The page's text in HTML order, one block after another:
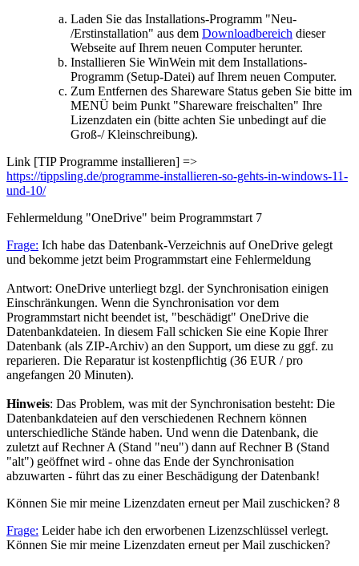
Laden Sie das Installations-Programm "Neu-
/Erstinstallation" aus dem Downloadbereich dieser
Webseite auf Ihrem neuen Computer herunter.
Installieren Sie WinWein mit dem Installations-
Programm (Setup-Datei) auf Ihrem neuen Computer.
Zum Entfernen des Shareware Status geben Sie bitte im
MENÜ beim Punkt "Shareware freischalten" Ihre
Lizenzdaten ein (bitte achten Sie unbedingt auf die
Groß-/ Kleinschreibung).
Link [TIP Programme installieren] =>
https://tippsling.de/programme-installieren-so-gehts-in-windows-11-
und-10/
Fehlermeldung "OneDrive" beim Programmstart 7
Frage: Ich habe das Datenbank-Verzeichnis auf OneDrive gelegt
und bekomme jetzt beim Programmstart eine Fehlermeldung
Antwort: OneDrive unterliegt bzgl. der Synchronisation einigen
Einschränkungen. Wenn die Synchronisation vor dem
Programmstart nicht beendet ist, "beschädigt" OneDrive die
Datenbankdateien. In diesem Fall schicken Sie eine Kopie Ihrer
Datenbank (als ZIP-Archiv) an den Support, um diese zu ggf. zu
reparieren. Die Reparatur ist kostenpflichtig (36 EUR / pro
angefangen 20 Minuten).
Hinweis: Das Problem, was mit der Synchronisation besteht: Die
Datenbankdateien auf den verschiedenen Rechnern können
unterschiedliche Stände haben. Und wenn die Datenbank, die
zuletzt auf Rechner A (Stand "neu") dann auf Rechner B (Stand
"alt") geöffnet wird - ohne das Ende der Synchronisation
abzuwarten - führt das zu einer Beschädigung der Datenbank!
Können Sie mir meine Lizenzdaten erneut per Mail zuschicken? 8
Frage: Leider habe ich den erworbenen Lizenzschlüssel verlegt.
Können Sie mir meine Lizenzdaten erneut per Mail zuschicken?